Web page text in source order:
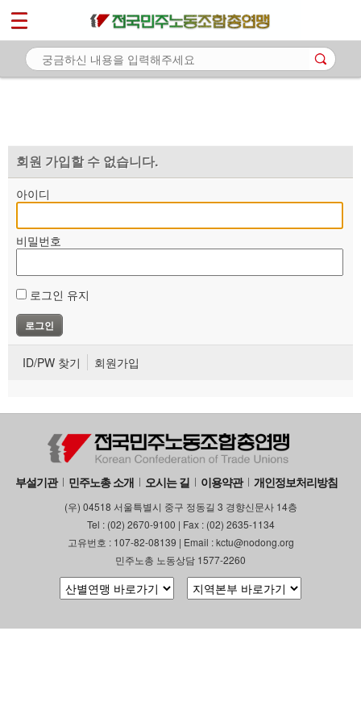
회원 가입할 수 없습니다.
아이디
비밀번호
로그인 유지
ID/PW 찾기 회원가입
부설기관 민주노총 소개 오시는 길 이용약관 개인정보처리방침
(우) 04518 서울특별시 중구 정동길 3 경향신문사 14층
Tel : (02) 2670-9100 | Fax : (02) 2635-1134
고유번호 : 107-82-08139 | Email : kctu@nodong.org
민주노총 노동상담 1577-2260
마이페이지
소개
자료
부설기관